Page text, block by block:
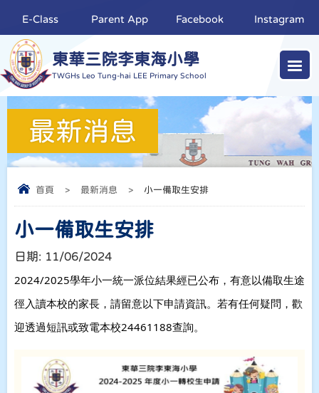
東華三院李東海小學
TWGHs Leo Tung-hai LEE Primary School
E-Class Parent App Facebook Instagram
最新消息
首頁 > 最新消息 > 小一備取生安排
小一備取生安排
日期: 11/06/2024
2024/2025學年小一統一派位結果經已公布，有意以備取生途
徑入讀本校的家長，請留意以下申請資訊。若有任何疑問，歡
迎透過短訊或致電本校24461188查詢。